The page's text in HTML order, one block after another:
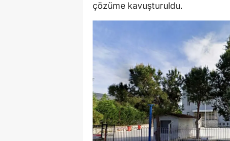
çözüme kavuşturuldu.